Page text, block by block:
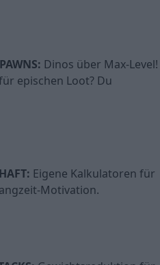
Dinos über Max-Level!
epischen Loot? Du
Eigene Kalkulatoren für
Motivation.